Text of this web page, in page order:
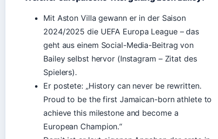
Mit Aston Villa gewann er in der Saison
2024/2025 die UEFA Europa League – das
geht aus einem Social-Media-Beitrag von
Bailey selbst hervor (Instagram – Zitat des
Spielers).
Er postete: „History can never be rewritten.
Proud to be the first Jamaican-born athlete to
achieve this milestone and become a
European Champion.“